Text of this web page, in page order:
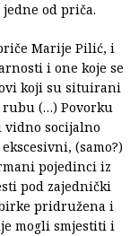
od priča.
Marije Pilić, i
i one koje se
koji su situirani
(…) Povorku
socijalno
(samo?)
pojedinci iz
pod zajednički
pridružena i
mogli smjestiti i